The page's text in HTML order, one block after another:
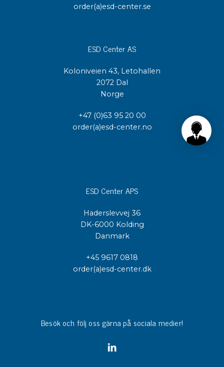
order(a)esd-center.se
ESD Center AS
Koloniveien 43, Letohallen
2072 Dal
Norge
+47 (0)63 95 20 00
order(a)esd-center.no
ESD Center APS
Haderslevvej 36
DK-6000 Kolding
Danmark
+45 9617 0818
order(a)esd-center.dk
Besök och följ oss gärna på sociala medier!